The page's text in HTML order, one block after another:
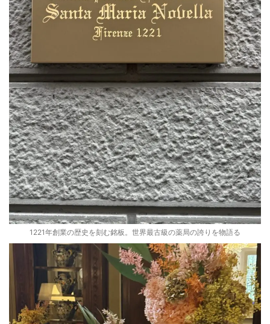
1221年創業の歴史を刻む銘板。世界最古級の薬局の誇りを物語る